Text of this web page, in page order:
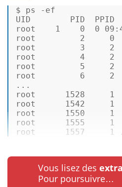
$ ps -ef
UID        PID  PPID
root    1    0  0
root         2
root         3
root         4
root         5
root         6
...
root      1528
root      1542
root      1550
root      1555
root      1557     1
Vous lisez des
Pour poursuivre…